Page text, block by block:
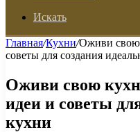
Искать
Главная/Кухни/Оживи свою
советы для создания
Оживи свою
идеи и советы
кухни